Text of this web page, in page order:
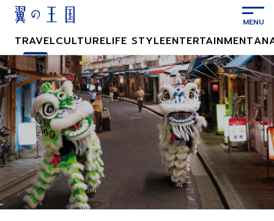
ン
テ
ン
ツ
に
ス
キ
ッ
プ
TRAVELCULTURELIFE STYLEENTERTAINMENT